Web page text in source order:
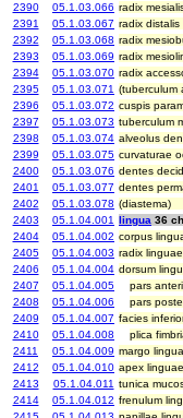
2390
05.1.03.066 radix
2391
05.1.03.067 radix distalis
2392
05.1.03.068 radix
2393
05.1.03.069 radix
2394
05.1.03.070 radix
2395
05.1.03.071 (tuberculum
2396
05.1.03.072 cuspis
2397
05.1.03.073 tuberculum
2398
05.1.03.074 alveolus
2399
05.1.03.075 curvaturae
2400
05.1.03.076 dentes
2401
05.1.03.077 dentes
2402
05.1.03.078 (diastema)
2403
05.1.04.001 lingua 36
2404
05.1.04.002 corpus
2405
05.1.04.003 radix linguae
2406
05.1.04.004 dorsum
2407
05.1.04.005
pars
2408
05.1.04.006
pars
2409
05.1.04.007 facies
2410
05.1.04.008
plica
2411
05.1.04.009 margo
2412
05.1.04.010 apex linguae
2413
05.1.04.011 tunica
2414
05.1.04.012 frenulum